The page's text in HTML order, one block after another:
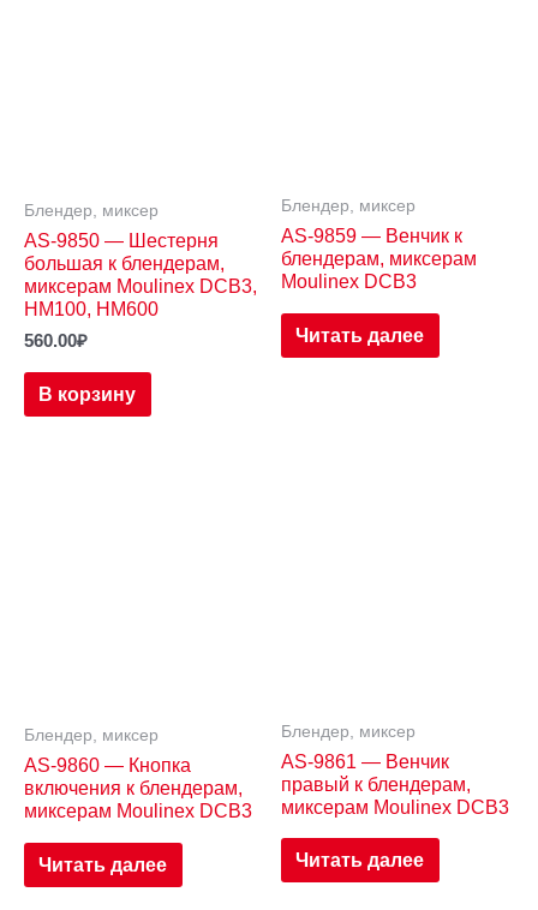
Блендер, миксер
AS-9850 — Шестерня
большая к блендерам,
миксерам Moulinex DCB3,
HM100, HM600
560.00₽
В корзину
Блендер, миксер
AS-9859 — Венчик к
блендерам, миксерам
Moulinex DCB3
Читать далее
Блендер, миксер
AS-9860 — Кнопка
включения к блендерам,
миксерам Moulinex DCB3
Читать далее
Блендер, миксер
AS-9861 — Венчик
правый к блендерам,
миксерам Moulinex DCB3
Читать далее